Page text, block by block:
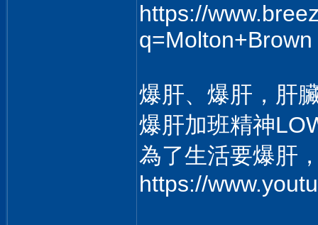
https://
q=Molton+Brown
爆肝、爆肝，肝
爆肝加班精神
為了生活要爆肝
https://